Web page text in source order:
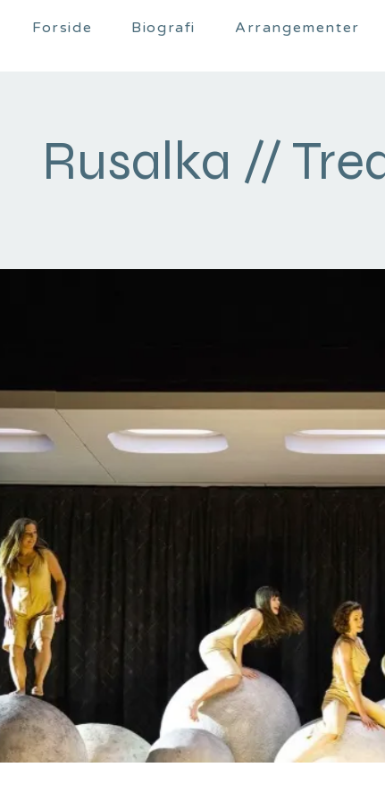
Forside Biografi Arrangementer
Rusalka //